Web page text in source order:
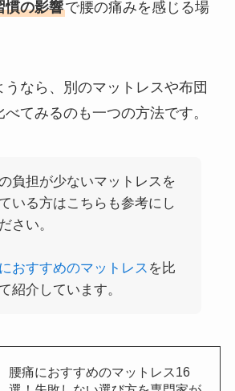
慣の影響で腰の痛みを感じる場
うなら、別のマットレスや布団
てみるのも一つの方法です。
負担が少ないマットレスを
いる方はこちらも参考にし
さい。
おすすめのマットレス を比
紹介しています。
腰痛におすすめのマットレス16